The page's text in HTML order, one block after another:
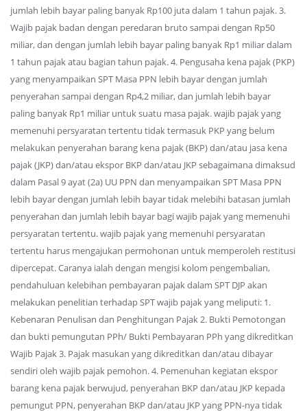
jumlah lebih bayar paling banyak Rp100 juta dalam 1 tahun pajak. 3.
Wajib pajak badan dengan peredaran bruto sampai dengan Rp50
miliar, dan dengan jumlah lebih bayar paling banyak Rp1 miliar dalam
1 tahun pajak atau bagian tahun pajak. 4. Pengusaha kena pajak (PKP)
yang menyampaikan SPT Masa PPN lebih bayar dengan jumlah
penyerahan sampai dengan Rp4,2 miliar, dan jumlah lebih bayar
paling banyak Rp1 miliar untuk suatu masa pajak. wajib pajak yang
memenuhi persyaratan tertentu tidak termasuk PKP yang belum
melakukan penyerahan barang kena pajak (BKP) dan/atau jasa kena
pajak (JKP) dan/atau ekspor BKP dan/atau JKP sebagaimana dimaksud
dalam Pasal 9 ayat (2a) UU PPN dan menyampaikan SPT Masa PPN
lebih bayar dengan jumlah lebih bayar tidak melebihi batasan jumlah
penyerahan dan jumlah lebih bayar bagi wajib pajak yang memenuhi
persyaratan tertentu. wajib pajak yang memenuhi persyaratan
tertentu harus mengajukan permohonan untuk memperoleh restitusi
dipercepat. Caranya ialah dengan mengisi kolom pengembalian,
pendahuluan kelebihan pembayaran pajak dalam SPT DJP akan
melakukan penelitian terhadap SPT wajib pajak yang meliputi: 1.
Kebenaran Penulisan dan Penghitungan Pajak 2. Bukti Pemotongan
dan bukti pemungutan PPh/ Bukti Pembayaran PPh yang dikreditkan
Wajib Pajak 3. Pajak masukan yang dikreditkan dan/atau dibayar
sendiri oleh wajib pajak pemohon. 4. Pemenuhan kegiatan ekspor
barang kena pajak berwujud, penyerahan BKP dan/atau JKP kepada
pemungut PPN, penyerahan BKP dan/atau JKP yang PPN-nya tidak